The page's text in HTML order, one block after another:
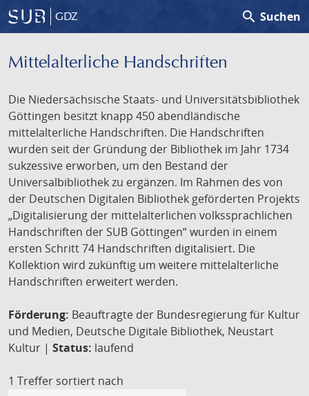
GDZ search Suchen
Mittelalterliche Handschriften
Die Niedersächsische Staats- und Universitätsbibliothek
Göttingen besitzt knapp 450 abendländische
mittelalterliche Handschriften. Die Handschriften
wurden seit der Gründung der Bibliothek im Jahr 1734
sukzessive erworben, um den Bestand der
Universalbibliothek zu ergänzen. Im Rahmen des von
der Deutschen Digitalen Bibliothek geförderten Projekts
„Digitalisierung der mittelalterlichen volkssprachlichen
Handschriften der SUB Göttingen“ wurden in einem
ersten Schritt 74 Handschriften digitalisiert. Die
Kollektion wird zukünftig um weitere mittelalterliche
Handschriften erweitert werden.
Förderung: Beauftragte der Bundesregierung für Kultur
und Medien, Deutsche Digitale Bibliothek, Neustart
Kultur | Status: laufend
1 Treffer sortiert nach